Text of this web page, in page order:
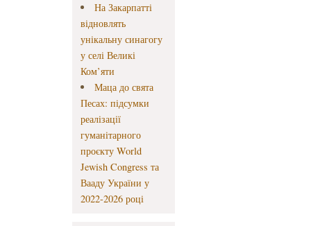
На Закарпатті
відновлять
унікальну синагогу
у селі Великі
Ком’яти
Маца до свята
Песах: підсумки
реалізації
гуманітарного
проєкту World
Jewish Congress та
Вааду України у
2022-2026 році